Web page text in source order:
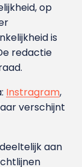
op
is
redactie
Instragram,
verschijnt
aan